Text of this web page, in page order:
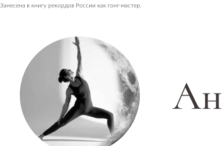
Занесена в книгу рекордов России как гонг-мастер.